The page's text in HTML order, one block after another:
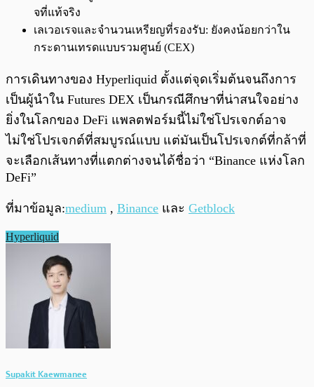
จที่แท้จริง
เลเวอเรจและจำนวนเหรียญที่รองรับ: ยังคงน้อยกว่าใน
กระดานเทรดแบบรวมศูนย์ (CEX)
การเดินทางของ Hyperliquid ตั้งแต่จุดเริ่มต้นจนถึงการ
เป็นผู้นำใน Futures DEX เป็นกรณีศึกษาที่น่าสนใจอย่าง
ยิ่งในโลกของ DeFi แพลตฟอร์มนี้ไม่ใช่โปรเจกต์อาจ
ไม่ใช่โปรเจกต์ที่สมบูรณ์แบบ แต่มันเป็นโปรเจกต์ที่กล้าที่
จะเลือกเส้นทางที่แตกต่างจนได้ชื่อว่า “Binance แห่งโลก
DeFi”
ที่มาข้อมูล:medium , Binance และ Getblock
Hyperliquid
Supakit Kaewmanee